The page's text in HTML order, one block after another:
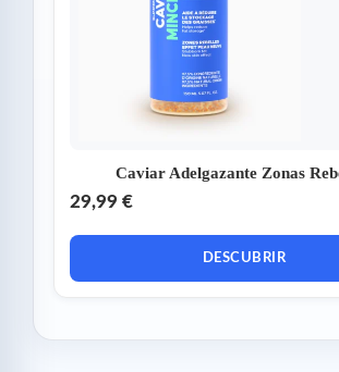
Caviar Adelgazante Zonas
29,99 €
DESCUBRIR